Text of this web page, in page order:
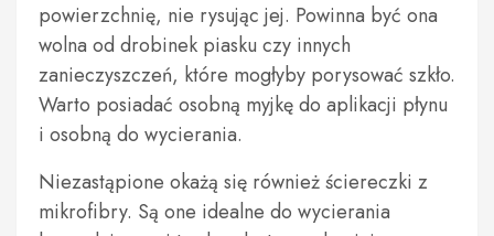
powierzchnię, nie rysując jej. Powinna być ona
wolna od drobinek piasku czy innych
zanieczyszczeń, które mogłyby porysować szkło.
Warto posiadać osobną myjkę do aplikacji płynu
i osobną do wycierania.
Niezastąpione okażą się również ściereczki z
mikrofibry. Są one idealne do wycierania